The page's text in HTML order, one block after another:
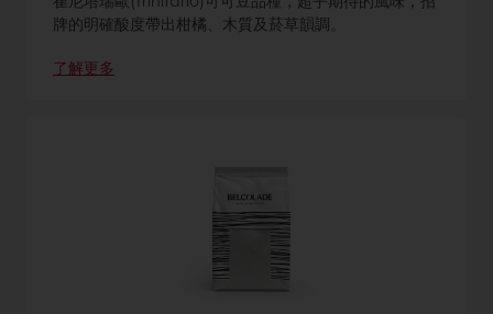
牌的明確酸度帶出柑橘、木質及菸草韻調。
了解更多